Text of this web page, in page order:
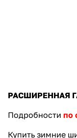
РАСШИРЕННАЯ
Подробности по
Купить зимние